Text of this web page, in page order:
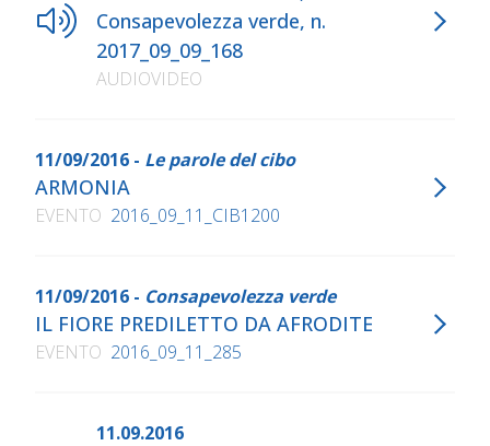
Consapevolezza verde, n.
2017_09_09_168
AUDIOVIDEO
11/09/2016 - Le parole del cibo
ARMONIA
EVENTO 2016_09_11_CIB1200
11/09/2016 - Consapevolezza verde
IL FIORE PREDILETTO DA AFRODITE
EVENTO 2016_09_11_285
11.09.2016